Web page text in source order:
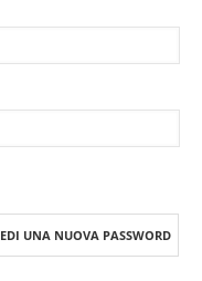
UNA NUOVA PASSWORD